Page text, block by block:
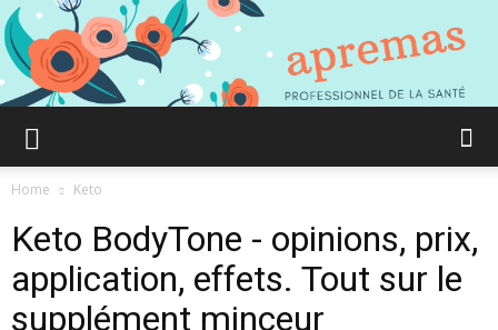
Comment
Home Keto
Keto BodyTone - opinions, prix,
application, effets. Tout sur le
supplément minceur